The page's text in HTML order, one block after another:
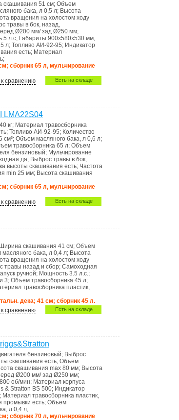
скашивания 51 см; Объем
бака, л 0,5 л; Высота
вращения на холостом ходу
травы в бок, назад,
Ø200 мм/ зад Ø250 мм;
5 л.с; Габариты 900x580x530 мм;
л; Топливо АИ-92-95; Индикатоp
есть; Материал
;
сборник 65 л, мульчирование
Есть на складе
сравнению
LMA22S04
40 кг; Материал травосборника
; Топливо АИ-92-95; Количество
см³; Объем масляного бака, л 0,6 л;
травосборника 65 л; Объем
бензиновый; Мульчирование
да; Выброс травы в бок,
высоты скашивания есть; Частота
min 25 мм; Высота скашивания
сборник 65 л, мульчирование
Есть на складе
сравнению
Ширина скашивания 41 см; Объем
бака, л 0,4 л; Высота
вращения на холостом ходу
травы назад и сбор; Самоходная
ручной; Мощность 3.5 л.с.;
3; Объем травосборника 45 л;
травосборника пластик,
дека; 41 см; сборник 45 л.
Есть на складе
сравнению
бензиновый; Выброс
скашивания есть; Объем
скашивания max 80 мм; Высота
Ø200 мм/ зад Ø250 мм;
об/мин; Материал корпуса
& Stratton BS 500; Индикатоp
; Материал травосборника пластик,
промывки есть; Объем
л 0,4 л;
сборник 70 л, мульчирование